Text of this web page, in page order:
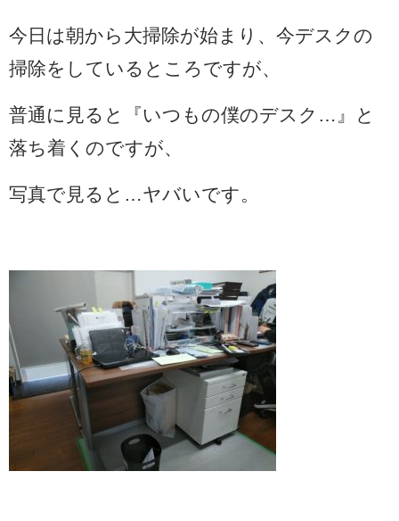
今日は朝から大掃除が始まり、今デスクの
掃除をしているところですが、
普通に見ると『いつもの僕のデスク…』と
落ち着くのですが、
写真で見ると…ヤバいです。